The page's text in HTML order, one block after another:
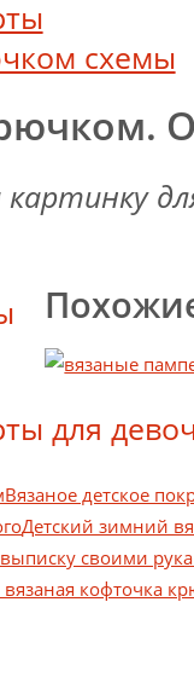
Вязаное детское
Детский зимний
своими
вязаная кофточка